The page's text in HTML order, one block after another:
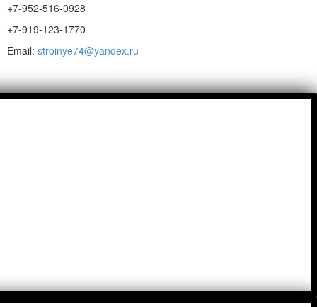
+7-952-516-0928
+7-919-123-1770
Email: stroinye74@yandex.ru